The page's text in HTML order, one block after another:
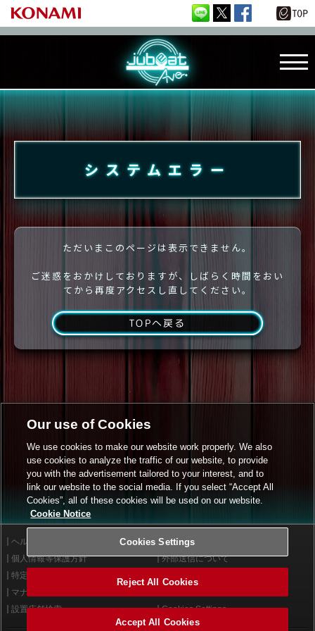
システムエラー
ただいまこのページは表示できません。
ご迷惑をおかけしておりますが、しばらく時間をおい
てから再度アクセスし直してください。
TOPへ戻る
ヘルプ
利用規約
個人情報等保護方針
外部送信について
特定商取引法に基づく表示
マナー＆ルール
設置店舗検索
Cookies Settings
Our use of Cookies
We use cookies to make our website work properly. We also
use cookies to analyze the traffic of our website, to provide
you with the advertisement tailored to your interest, and to
link our website to the social media. If you select “Accept All
Cookies”, all of these cookies will be used on our website.
Cookie Notice
Cookies Settings
Reject All Cookies
Accept All Cookies